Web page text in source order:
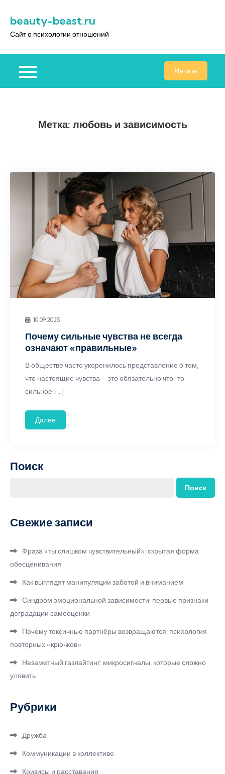
содержимому
beauty-beast.ru
Сайт о психологии отношений
Начать
Метка: любовь и зависимость
10.09.2025
Почему сильные чувства не всегда
означают «правильные»
В обществе часто укоренилось представление о том,
что настоящие чувства – это обязательно что-то
сильное, […]
Далее
Поиск
Поиск
Свежие записи
Фраза «ты слишком чувствительный»: скрытая форма
обесценивания
Как выглядят манипуляции заботой и вниманием
Синдром эмоциональной зависимости: первые признаки
деградации самооценки
Почему токсичные партнёры возвращаются: психология
повторных «крючков»
Незаметный газлайтинг: микросигналы, которые сложно
уловить
Рубрики
Дружба
Коммуникации в коллективе
Кризисы и расставания